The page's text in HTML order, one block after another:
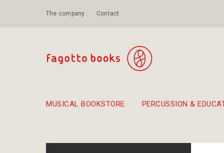
The company Contact
MUSICAL BOOKSTORE PERCUSSION &